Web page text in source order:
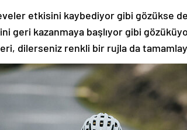
etkisini kaybediyor gibi gözükse
geri kazanmaya başlıyor gibi
dilerseniz renkli bir rujla da